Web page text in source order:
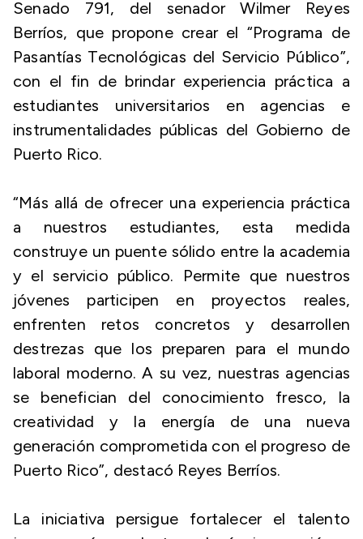
Senado 791, del senador Wilmer Reyes
Berríos, que propone crear el “Programa de
Pasantías Tecnológicas del Servicio Público”,
con el fin de brindar experiencia práctica a
estudiantes universitarios en agencias e
instrumentalidades públicas del Gobierno de
Puerto Rico.
“Más allá de ofrecer una experiencia práctica
a nuestros estudiantes, esta medida
construye un puente sólido entre la academia
y el servicio público. Permite que nuestros
jóvenes participen en proyectos reales,
enfrenten retos concretos y desarrollen
destrezas que los preparen para el mundo
laboral moderno. A su vez, nuestras agencias
se benefician del conocimiento fresco, la
creatividad y la energía de una nueva
generación comprometida con el progreso de
Puerto Rico”, destacó Reyes Berríos.
La iniciativa persigue fortalecer el talento